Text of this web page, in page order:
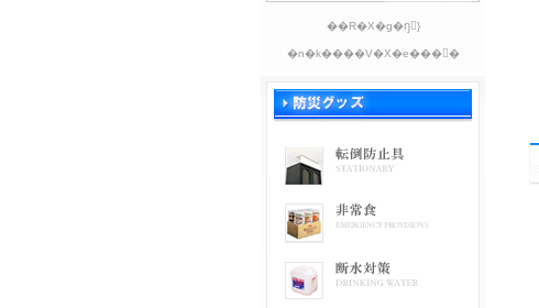
��R�X�g�ŋً}
�n�k����V�X�e���𓱓�